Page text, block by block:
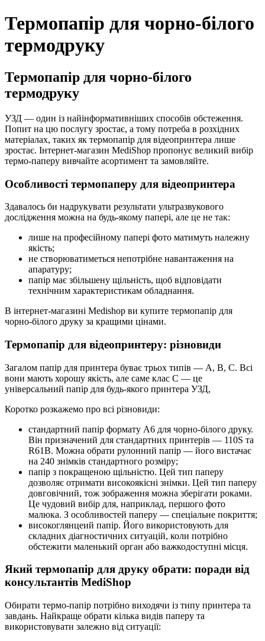
Термопапір для чорно-білого
термодруку
Термопапір для чорно-білого
термодруку
УЗД — один із найінформативніших способів обстеження.
Попит на цю послугу зростає, а тому потреба в розхідних
матеріалах, таких як термопапір для відеопринтера лише
зростає. Інтернет-магазин MediShop пропонує великий вибір
термо-паперу вивчайте асортимент та замовляйте.
Особливості термопаперу для відеопринтера
Здавалось би надрукувати результати ультразвукового
дослідження можна на будь-якому папері, але це не так:
лише на професійному папері фото матимуть належну
якість;
не створюватиметься непотрібне навантаження на
апаратуру;
папір має збільшену щільність, щоб відповідати
технічним характеристикам обладнання.
В інтернет-магазині Medishop ви купите термопапір для
чорно-білого друку за кращими цінами.
Термопапір для відеопринтеру: різновиди
Загалом папір для принтера буває трьох типів — A, B, C. Всі
вони мають хорошу якість, але саме клас С — це
універсальний папір для будь-якого принтера УЗД,
Коротко розкажемо про всі різновиди:
стандартний папір формату А6 для чорно-білого друку.
Він призначений для стандартних принтерів — 110S та
R61B. Можна обрати рулонний папір — його вистачає
на 240 знімків стандартного розміру;
папір з покращеною щільністю. Цей тип паперу
дозволяє отримати високоякісні знімки. Цей тип паперу
довговічний, тож зображення можна зберігати роками.
Це чудовий вибір для, наприклад, першого фото
малюка. З особливостей паперу — спеціальне покриття;
високоглянцеий папір. Його використовують для
складних діагностичних ситуацій, коли потрібно
обстежити маленький орган або важкодоступні місця.
Який термопапір для друку обрати: поради від
консультантів MediShop
Обирати термо-папір потрібно виходячи із типу принтера та
завдань. Найкраще обрати кілька видів паперу та
використовувати залежно від ситуації: